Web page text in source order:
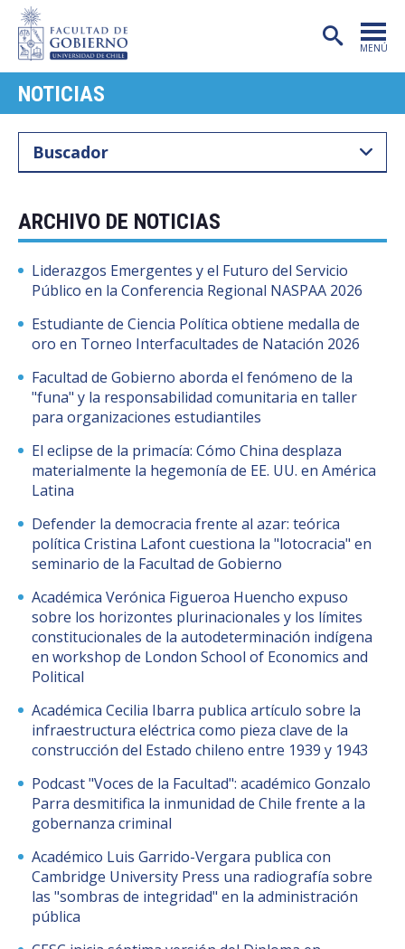
MENÚ
FACULTAD
CARRERAS
POSTGRADO
INVESTIGACIÓN
EXTENSIÓN
PUBLICACIONES
ADMISIÓN
Postulantes
Estudiantes
Académicos
Funcionarios
Egresados
NOTICIAS
ARCHIVO DE NOTICIAS
Liderazgos Emergentes y el Futuro del Servicio
Público en la Conferencia Regional NASPAA 2026
Estudiante de Ciencia Política obtiene medalla de
oro en Torneo Interfacultades de Natación 2026
Facultad de Gobierno aborda el fenómeno de la
"funa" y la responsabilidad comunitaria en taller
para organizaciones estudiantiles
El eclipse de la primacía: Cómo China desplaza
materialmente la hegemonía de EE. UU. en América
Latina
Defender la democracia frente al azar: teórica
política Cristina Lafont cuestiona la "lotocracia" en
seminario de la Facultad de Gobierno
Académica Verónica Figueroa Huencho expuso
sobre los horizontes plurinacionales y los límites
constitucionales de la autodeterminación indígena
en workshop de London School of Economics and
Political
Académica Cecilia Ibarra publica artículo sobre la
infraestructura eléctrica como pieza clave de la
construcción del Estado chileno entre 1939 y 1943
Podcast "Voces de la Facultad": académico Gonzalo
Parra desmitifica la inmunidad de Chile frente a la
gobernanza criminal
Académico Luis Garrido-Vergara publica con
Cambridge University Press una radiografía sobre
las "sombras de integridad" en la administración
pública